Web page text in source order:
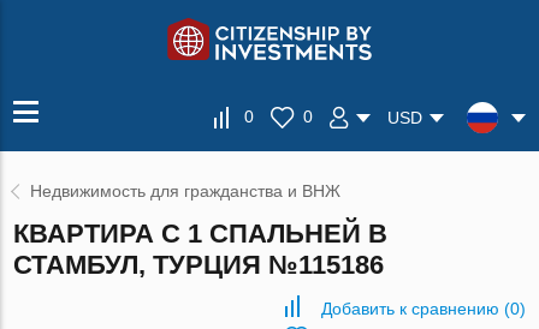
0 0 USD
Недвижимость для гражданства и ВНЖ
КВАРТИРА С 1 СПАЛЬНЕЙ В
СТАМБУЛ, ТУРЦИЯ №115186
Добавить к сравнению (0)